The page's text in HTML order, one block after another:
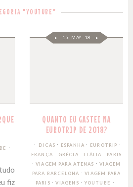
"YOUTUBE"
fiz
15 MAY 18
QUANTO EU GASTEI NA
EUROTRIP DE 2018?
DICAS ∙ ESPANHA ∙ EUROTRIP ∙
FRANÇA ∙ GRÉCIA ∙ ITÁLIA ∙ PARIS
∙ VIAGEM PARA ATENAS ∙VIAGEM
PARA BARCELONA ∙VIAGEM PARA
PARIS ∙VIAGENS ∙ YOUTUBE